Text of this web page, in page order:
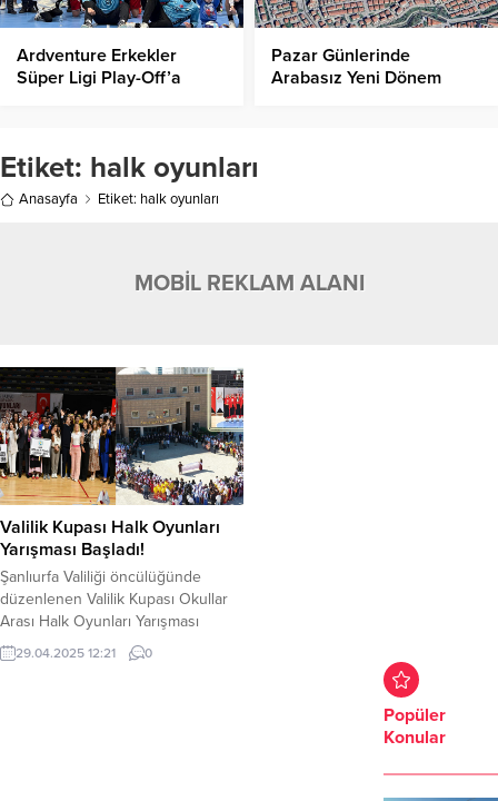
Ardventure Erkekler
Süper Ligi Play-Off’a
Pazar Günlerinde
Arabasız Yeni Dönem
Etiket: halk oyunları
Anasayfa Etiket: halk oyunları
MOBİL REKLAM ALANI
Valilik Kupası Halk Oyunları
Yarışması Başladı!
Şanlıurfa Valiliği öncülüğünde
düzenlenen Valilik Kupası Okullar
Arası Halk Oyunları Yarışması
düzenlenen kortej ile başladı. 104
okulun katılım sağladığı ve 3 gün
29.04.2025 12:21 0
Popüler
Konular